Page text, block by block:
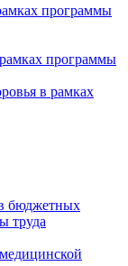
программы
программы
в рамках
бюджетных
труда